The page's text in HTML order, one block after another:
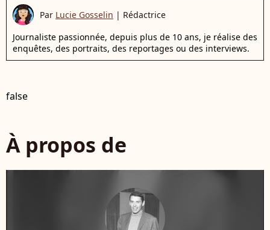
Par Lucie Gosselin | Rédactrice
Journaliste passionnée, depuis plus de 10 ans, je réalise des
enquêtes, des portraits, des reportages ou des interviews.
false
À propos de